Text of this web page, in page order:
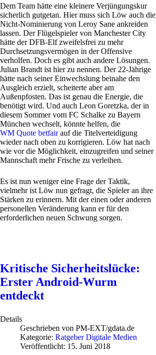
Dem Team hätte eine kleinere Verjüngungskur
sicherlich gutgetan. Hier muss sich Löw auch die
Nicht-Nominierung von Leroy Sane ankreiden
lassen. Der Flügelspieler von Manchester City
hätte der DFB-Elf zweifelsfrei zu mehr
Durchsetzungsvermögen in der Offensive
verholfen. Doch es gibt auch andere Lösungen.
Julian Brandt ist hier zu nennen. Der 22-Jährige
hätte nach seiner Einwechslung beinahe den
Ausgleich erzielt, scheiterte aber am
Außenpfosten. Das ist genau die Energie, die
benötigt wird. Und auch Leon Goretzka, der in
diesem Sommer vom FC Schalke zu Bayern
München wechselt, könnte helfen, die
WM Quote betfairauf die Titelverteidigung
wieder nach oben zu korrigieren. Löw hat nach
wie vor die Möglichkeit, einzugreifen und seiner
Mannschaft mehr Frische zu verleihen.
Es ist nun weniger eine Frage der Taktik,
vielmehr ist Löw nun gefragt, die Spieler an ihre
Stärken zu erinnern. Mit der einen oder anderen
personellen Veränderung kann er für den
erforderlichen neuen Schwung sorgen.
Kritische Sicherheitslücke:
Erster Android-Wurm
entdeckt
Details
Geschrieben von PM-EXT/gdata.de
Kategorie: Ratgeber Digitale Medien
Veröffentlicht: 15. Juni 2018